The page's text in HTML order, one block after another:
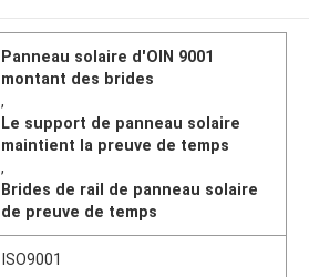
Panneau solaire d'OIN 9001
montant des brides
,
Le support de panneau solaire
maintient la preuve de temps
,
Brides de rail de panneau solaire
de preuve de temps
ISO9001